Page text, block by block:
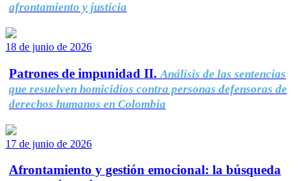
afrontamiento y justicia
18 de junio de 2026
Patrones de impunidad II. Análisis de las sentencias
que resuelven homicidios contra personas defensoras de
derechos humanos en Colombia
17 de junio de 2026
Afrontamiento y gestión emocional: la búsqueda